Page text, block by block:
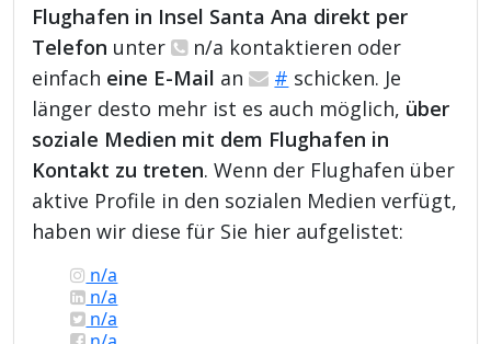
Flughafen in Insel Santa Ana direkt per
Telefon unter
n/a kontaktieren oder
einfach eine E-Mail an # schicken. Je
länger desto mehr ist es auch möglich, über
soziale Medien mit dem Flughafen in
Kontakt zu treten. Wenn der Flughafen über
aktive Profile in den sozialen Medien verfügt,
haben wir diese für Sie hier aufgelistet:
n/a
n/a
n/a